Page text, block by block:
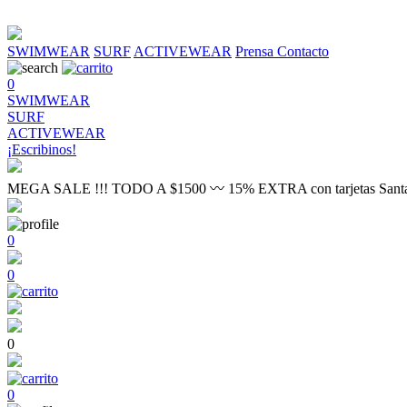
SWIMWEAR SURF ACTIVEWEAR Prensa Contacto
0
SWIMWEAR
SURF
ACTIVEWEAR
¡Escribinos!
MEGA SALE !!! TODO A $1500 〰 15% EXTRA con tarjetas
0
0
0
0